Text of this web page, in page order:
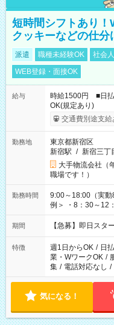
短時間シフトあり！
クッキーなどの仕分
派遣 職種未経験OK 社会
WEB登録・面接OK
給与
時給1500円 ■日
OK(規定あり)
交通費別途支給
勤務地
東京都新宿区
新宿駅 / 新宿三丁
大手物流会社（
職場です！）
勤務時間
9:00～18:00（実動8時間） 希望の時間帯を選
例＞ ・8：30～12
・13：00～22：
期間 【急募】即日スタ
特徴 週1日からOK / 日
業・WワークOK /
集 / 電話対応なし /
気になる！